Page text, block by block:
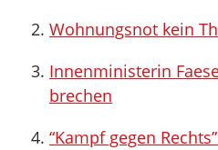
Wohnungsnot kein
Innenministerin
brechen
“Kampf gegen